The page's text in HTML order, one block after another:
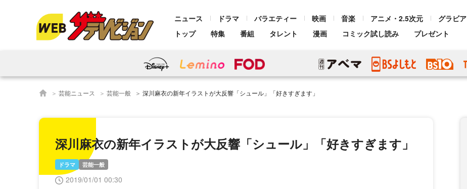
ニュース ドラマ バラエティー 映画 音楽 アニメ・2.5次元 グラビア
トップ
特集 番組 タレント 漫画 コミック試し読み プレゼント
芸能ニュース 芸能一般 深川麻衣の新年イラストが大反響「シュール」「好きすぎます」
深川麻衣の新年イラストが大反響「シュール」「好きすぎます」
ドラマ 芸能一般
2019/01/01 00:30